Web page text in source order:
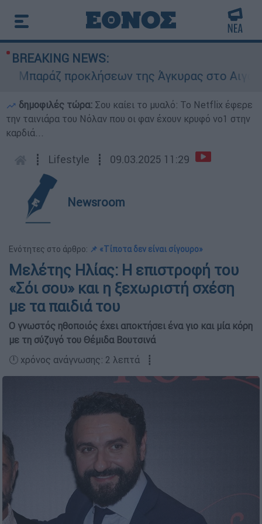
BREAKING NEWS:
προκλήσεων της Άγκυρας στο Αιγαίο:
δημοφιλές τώρα: Σου καίει το μυαλό: Το Netflix έφερε
την ταινιάρα του Νόλαν που οι φαν έχουν κρυφό νο1 στην
καρδιά...
┋ Lifestyle ┋ 09.03.2025 11:29
Newsroom
Ενότητες στο άρθρο: 📌 «Τίποτα δεν είναι σίγουρο»
Μελέτης Ηλίας: Η επιστροφή του
«Σόι σου» και η ξεχωριστή σχέση
με τα παιδιά του
Ο γνωστός ηθοποιός έχει αποκτήσει ένα γιο και μία κόρη
με τη σύζυγό του Θέμιδα Βουτσινά
🕛 χρόνος ανάγνωσης: 2 λεπτά ┋